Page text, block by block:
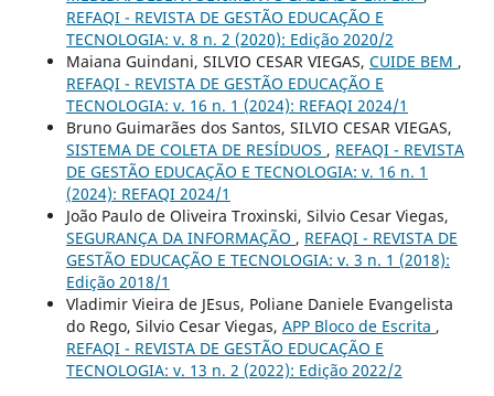
REFAQI - REVISTA DE GESTÃO EDUCAÇÃO E
TECNOLOGIA: v. 8 n. 2 (2020): Edição 2020/2
Maiana Guindani, SILVIO CESAR VIEGAS, CUIDE BEM ,
REFAQI - REVISTA DE GESTÃO EDUCAÇÃO E
TECNOLOGIA: v. 16 n. 1 (2024): REFAQI 2024/1
Bruno Guimarães dos Santos, SILVIO CESAR VIEGAS,
SISTEMA DE COLETA DE RESÍDUOS , REFAQI - REVISTA
DE GESTÃO EDUCAÇÃO E TECNOLOGIA: v. 16 n. 1
(2024): REFAQI 2024/1
João Paulo de Oliveira Troxinski, Silvio Cesar Viegas,
SEGURANÇA DA INFORMAÇÃO , REFAQI - REVISTA DE
GESTÃO EDUCAÇÃO E TECNOLOGIA: v. 3 n. 1 (2018):
Edição 2018/1
Vladimir Vieira de JEsus, Poliane Daniele Evangelista
do Rego, Silvio Cesar Viegas, APP Bloco de Escrita ,
REFAQI - REVISTA DE GESTÃO EDUCAÇÃO E
TECNOLOGIA: v. 13 n. 2 (2022): Edição 2022/2